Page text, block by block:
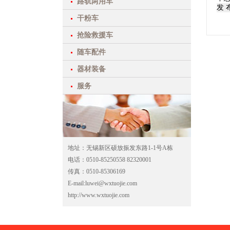
干粉车
抢险救援车
随车配件
器材装备
服务
地址：无锡新区硕放振发东路1-1号A栋
电话：0510-85250558 82320001
传真：0510-85306169
E-mail:luwei@wxtuojie.com
http://www.wxtuojie.com
发